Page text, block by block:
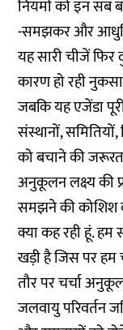
नियमों को इन सब
-समझकर और
यह सारी चीजें
कारण हो रही
जबकि यह एजेंडा
संस्थानों,
को बचाने की
अनुकूलन लक्ष्य की
समझने की
क्या कह रही हूं.
खड़ी है जिस पर हम
तौर पर चर्चा
जलवायु परिवर्तन